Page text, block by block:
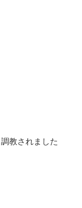
教されました